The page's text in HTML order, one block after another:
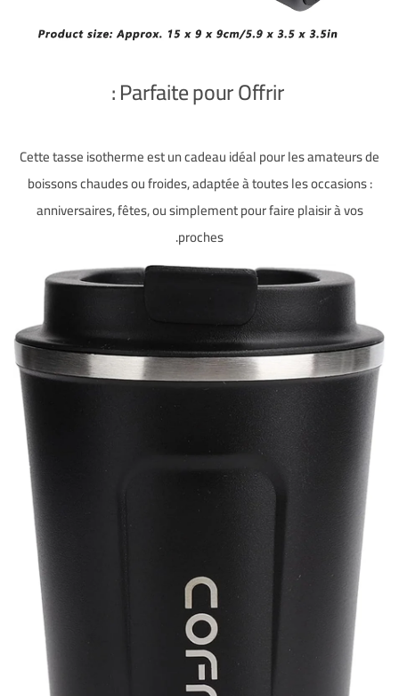
Parfaite pour Offrir :
Cette tasse isotherme est un cadeau idéal pour les amateurs de
boissons chaudes ou froides, adaptée à toutes les occasions :
anniversaires, fêtes, ou simplement pour faire plaisir à vos
proches.